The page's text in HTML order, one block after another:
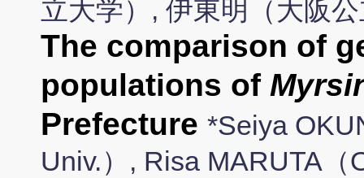
立大学）, 伊東明（大阪
The comparison of
populations of
Prefecture *Seiya
Univ.）, Risa MARUTA（